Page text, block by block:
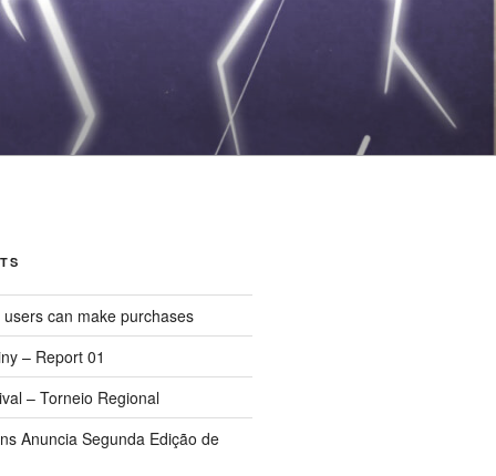
can make purchases
– Report 01
– Torneio Regional
Anuncia Segunda Edição de